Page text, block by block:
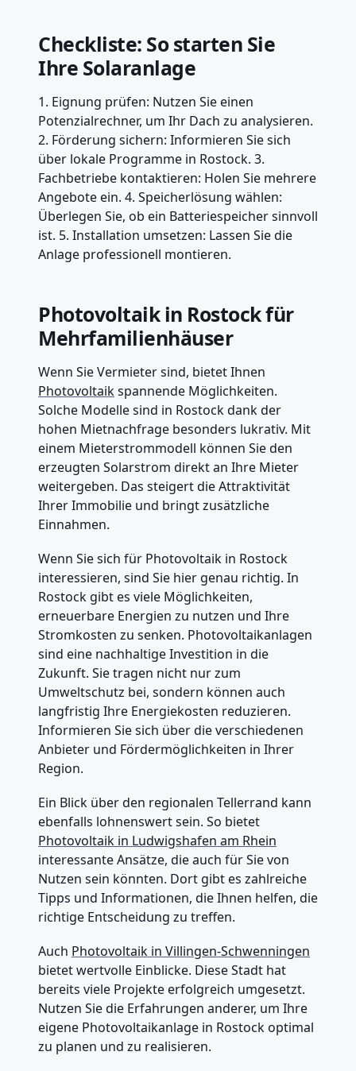
Checkliste: So starten Sie
Ihre Solaranlage
1. Eignung prüfen: Nutzen Sie einen
Potenzialrechner, um Ihr Dach zu analysieren.
2. Förderung sichern: Informieren Sie sich
über lokale Programme in Rostock. 3.
Fachbetriebe kontaktieren: Holen Sie mehrere
Angebote ein. 4. Speicherlösung wählen:
Überlegen Sie, ob ein Batteriespeicher sinnvoll
ist. 5. Installation umsetzen: Lassen Sie die
Anlage professionell montieren.
Photovoltaik in Rostock für
Mehrfamilienhäuser
Wenn Sie Vermieter sind, bietet Ihnen
Photovoltaikspannende Möglichkeiten.
Solche Modelle sind in Rostock dank der
hohen Mietnachfrage besonders lukrativ. Mit
einem Mieterstrommodell können Sie den
erzeugten Solarstrom direkt an Ihre Mieter
weitergeben. Das steigert die Attraktivität
Ihrer Immobilie und bringt zusätzliche
Einnahmen.
Wenn Sie sich für Photovoltaik in Rostock
interessieren, sind Sie hier genau richtig. In
Rostock gibt es viele Möglichkeiten,
erneuerbare Energien zu nutzen und Ihre
Stromkosten zu senken. Photovoltaikanlagen
sind eine nachhaltige Investition in die
Zukunft. Sie tragen nicht nur zum
Umweltschutz bei, sondern können auch
langfristig Ihre Energiekosten reduzieren.
Informieren Sie sich über die verschiedenen
Anbieter und Fördermöglichkeiten in Ihrer
Region.
Ein Blick über den regionalen Tellerrand kann
ebenfalls lohnenswert sein. So bietet
Photovoltaik in Ludwigshafen am Rhein
interessante Ansätze, die auch für Sie von
Nutzen sein könnten. Dort gibt es zahlreiche
Tipps und Informationen, die Ihnen helfen, die
richtige Entscheidung zu treffen.
Auch Photovoltaik in Villingen-Schwenningen
bietet wertvolle Einblicke. Diese Stadt hat
bereits viele Projekte erfolgreich umgesetzt.
Nutzen Sie die Erfahrungen anderer, um Ihre
eigene Photovoltaikanlage in Rostock optimal
zu planen und zu realisieren.